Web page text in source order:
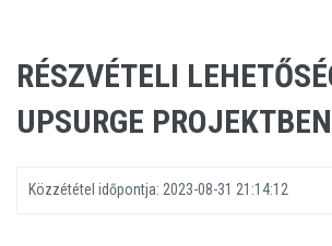
RÉSZVÉTELI
UPSURGE PROJEKTBEN
Közzététel időpontja: 2023-08-31 21:14:12